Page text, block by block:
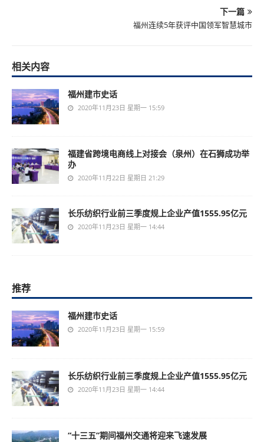
下一篇
福州连续5年获评中国领军智慧城市
相关内容
福州建市史话
2020年11月23日 星期一 15:59
福建省跨境电商线上对接会（泉州）在石狮成功举
办
2020年11月22日 星期日 21:29
长乐纺织行业前三季度规上企业产值1555.95亿元
2020年11月23日 星期一 14:44
推荐
福州建市史话
2020年11月23日 星期一 15:59
长乐纺织行业前三季度规上企业产值1555.95亿元
2020年11月23日 星期一 14:44
“十三五”期间福州交通将迎来飞速发展